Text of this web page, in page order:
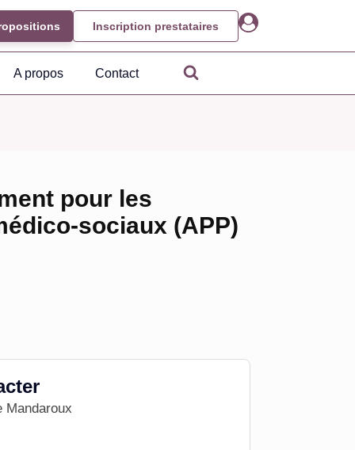
Inscription prestataires
A propos Contact
pour les
sociaux (APP)
Mandaroux